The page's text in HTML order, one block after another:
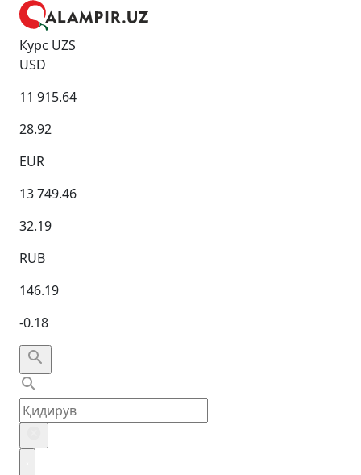
Курс UZS
USD
11 915.64
28.92
EUR
13 749.46
32.19
RUB
146.19
-0.18